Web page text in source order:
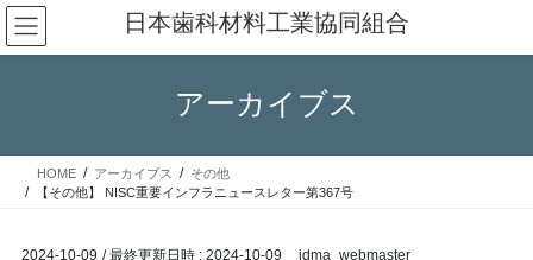
コ
ン
テ
ス
ナ
ビ
ゲ
ン
日本歯科材料工業協同組合
アーカイブス
HOME アーカイブス
その他
【その他】 NISC重要インフラニュースレター第367号
2024-10-09 / 最終更新日時 : 2024-10-09 jdma_webmaster